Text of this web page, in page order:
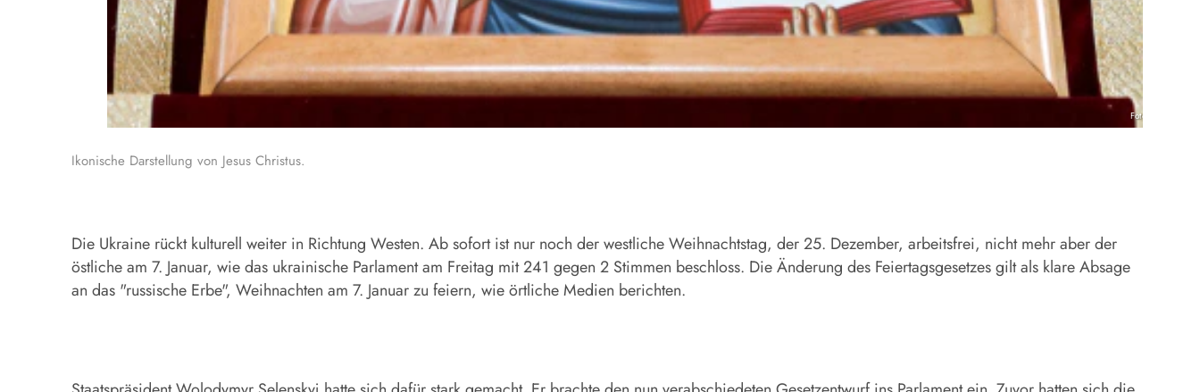
Foto: KNA
Ikonische Darstellung von Jesus Christus.
Die Ukraine rückt kulturell weiter in Richtung Westen. Ab sofort ist nur noch der westliche Weihnachtstag, der 25. Dezember, arbeitsfrei, nicht mehr aber der
östliche am 7. Januar, wie das ukrainische Parlament am Freitag mit 241 gegen 2 Stimmen beschloss. Die Änderung des Feiertagsgesetzes gilt als klare Absage
an das "russische Erbe", Weihnachten am 7. Januar zu feiern, wie örtliche Medien berichten.